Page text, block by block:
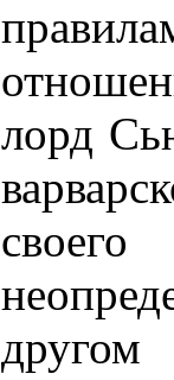
лорд
другом